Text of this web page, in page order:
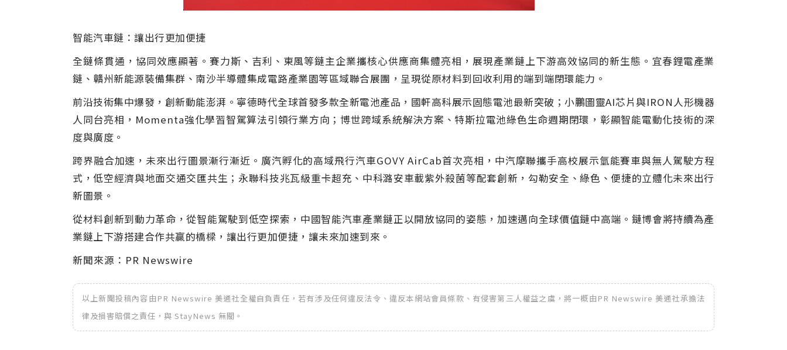
智能汽車鏈：讓出行更加便捷
全鏈條貫通，協同效應顯著。賽力斯、吉利、東風等鏈主企業攜核心供應商集體亮相，展現產業鏈上下游高效協同的新生態。宜春鋰電產業
鏈、贛州新能源裝備集群、南沙半導體集成電路產業園等區域聯合展團，呈現從原材料到回收利用的端到端閉環能力。
前沿技術集中爆發，創新動能澎湃。寧德時代全球首發多款全新電池產品，國軒高科展示固態電池最新突破；小鵬圖靈AI芯片與IRON人形機器
人同台亮相， Momenta強化學習智駕算法引領行業方向；博世跨域系統解決方案、特斯拉電池綠色生命週期閉環，彰顯智能電動化技術的深
度與廣度。
跨界融合加速，未來出行圖景漸行漸近。廣汽孵化的高域飛行汽車GOVY AirCab首次亮相，中汽摩聯攜手高校展示氫能賽車與無人駕駛方程
式，低空經濟與地面交通交匯共生；永聯科技兆瓦級重卡超充、中科潞安車載紫外殺菌等配套創新，勾勒安全、綠色、便捷的立體化未來出行
新圖景。
從材料創新到動力革命，從智能駕駛到低空探索，中國智能汽車產業鏈正以開放協同的姿態，加速邁向全球價值鏈中高端。鏈博會將持續為產
業鏈上下游搭建合作共贏的橋樑，讓出行更加便捷，讓未來加速到來。
新聞來源：PR Newswire
以上新聞投稿內容由PR Newswire 美通社全權自負責任，若有涉及任何違反法令、違反本網站會員條款、有侵害第三人權益之虞，將一概由PR Newswire 美通社承擔法
律及損害賠償之責任，與 StayNews 無關。